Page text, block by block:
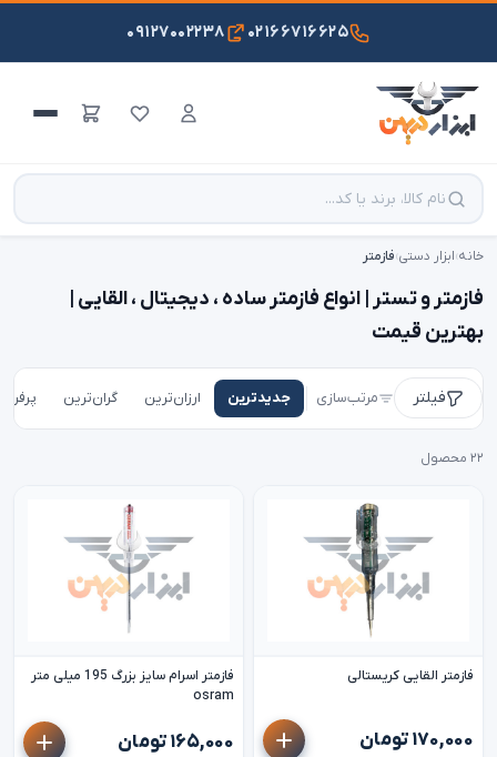
۰۲۱۶۶۷۱۶۶۲۵ ۰۹۱۲۷۰۰۲۲۳۸
خانه›ابزار دستی›فازمتر
فازمتر و تستر | انواع فازمتر ساده ، دیجیتال ، القایی |
بهترین قیمت
فیلتر مرتب‌سازی جدیدترین ارزان‌ترین گران‌ترین
۲۲ محصول
فازمتر القایی کریستالی
۱۷۰,۰۰۰ تومان
فازمتر اسرام سایز بزرگ 195 میلی متر
osram
۱۶۵,۰۰۰ تومان